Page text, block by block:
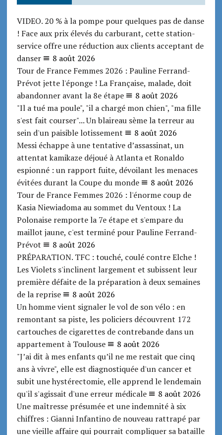
VIDEO. 20 % à la pompe pour quelques pas de danse
! Face aux prix élevés du carburant, cette station-
service offre une réduction aux clients acceptant de
danser
8 août 2026
Tour de France Femmes 2026 : Pauline Ferrand-
Prévot jette l'éponge ! La Française, malade, doit
abandonner avant la 8e étape
8 août 2026
"Il a tué ma poule", "il a chargé mon chien", "ma fille
s'est fait courser"... Un blaireau sème la terreur au
sein d'un paisible lotissement
8 août 2026
Messi échappe à une tentative d’assassinat, un
attentat kamikaze déjoué à Atlanta et Ronaldo
espionné : un rapport fuite, dévoilant les menaces
évitées durant la Coupe du monde
8 août 2026
Tour de France Femmes 2026 : l'énorme coup de
Kasia Niewiadoma au sommet du Ventoux ! La
Polonaise remporte la 7e étape et s'empare du
maillot jaune, c'est terminé pour Pauline Ferrand-
Prévot
8 août 2026
PRÉPARATION. TFC : touché, coulé contre Elche !
Les Violets s'inclinent largement et subissent leur
première défaite de la préparation à deux semaines
de la reprise
8 août 2026
Un homme vient signaler le vol de son vélo : en
remontant sa piste, les policiers découvrent 172
cartouches de cigarettes de contrebande dans un
appartement à Toulouse
8 août 2026
"J’ai dit à mes enfants qu’il ne me restait que cinq
ans à vivre", elle est diagnostiquée d'un cancer et
subit une hystérectomie, elle apprend le lendemain
qu'il s'agissait d'une erreur médicale
8 août 2026
Une maîtresse présumée et une indemnité à six
chiffres : Gianni Infantino de nouveau rattrapé par
une vieille affaire qui pourrait compliquer sa bataille